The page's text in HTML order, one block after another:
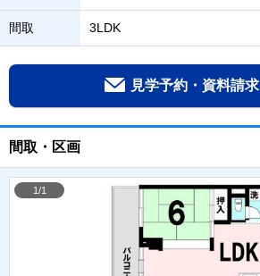
間取 3LDK
見学予約・資料請求
間取・区画
1/1